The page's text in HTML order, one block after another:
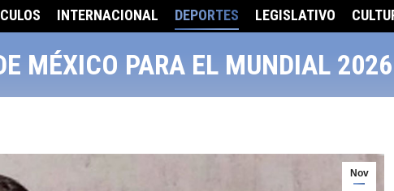
INTERNACIONAL DEPORTES LEGISLATIVO
MÉXICO PARA EL MUNDIAL
Nov